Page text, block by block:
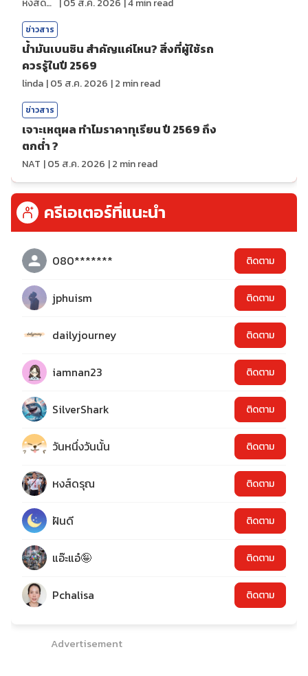
หงส์ดรุณ |05 ส.ค. 2026 |4min read
ข่าวสาร
น้ำมันเบนซิน สำคัญแค่ไหน? สิ่งที่ผู้ใช้รถ
ควรรู้ในปี 2569
linda |05 ส.ค. 2026 |2 min read
ข่าวสาร
เจาะเหตุผล ทำไมราคาทุเรียน ปี 2569 ถึง
ตกต่ำ ?
NAT |05 ส.ค. 2026 |2 min read
ครีเอเตอร์ที่แนะนำ
080******* ติดตาม
jphuism ติดตาม
dailyjourney ติดตาม
iamnan23 ติดตาม
SilverShark ติดตาม
วันหนึ่งวันนั้น ติดตาม
หงส์ดรุณ ติดตาม
ฝันดี ติดตาม
แอ๊ะแอ๋🤪 ติดตาม
Pchalisa ติดตาม
Advertisement